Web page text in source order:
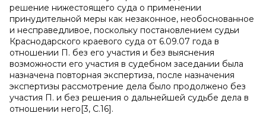
решение нижестоящего суда о применении
принудительной меры как незаконное, необоснованное
и несправедливое, поскольку постановлением судьи
Краснодарского краевого суда от 6.09.07 года в
отношении П. без его участия и без выяснения
возможности его участия в судебном заседании была
назначена повторная экспертиза, после назначения
экспертизы рассмотрение дела было продолжено без
участия П. и без решения о дальнейшей судьбе дела в
отношении него[3, С.16].